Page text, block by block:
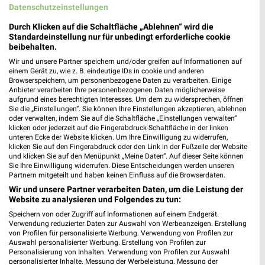
MEHR PROSPEKTE
weekli - Prospekte & Angebote App
Datenschutzeinstellungen
Durch Klicken auf die Schaltfläche „Ablehnen“ wird die
Standardeinstellung nur für unbedingt erforderliche cookie
beibehalten.
Wir und unsere Partner speichern und/oder greifen auf Informationen auf
einem Gerät zu, wie z. B. eindeutige IDs in cookie und anderen
Browserspeichern, um personenbezogene Daten zu verarbeiten. Einige
Anbieter verarbeiten Ihre personenbezogenen Daten möglicherweise
aufgrund eines berechtigten Interesses. Um dem zu widersprechen, öffnen
Sie die „Einstellungen“. Sie können Ihre Einstellungen akzeptieren, ablehnen
oder verwalten, indem Sie auf die Schaltfläche „Einstellungen verwalten“
klicken oder jederzeit auf die Fingerabdruck-Schaltfläche in der linken
unteren Ecke der Website klicken. Um Ihre Einwilligung zu widerrufen,
klicken Sie auf den Fingerabdruck oder den Link in der Fußzeile der Website
und klicken Sie auf den Menüpunkt „Meine Daten“. Auf dieser Seite können
Sie Ihre Einwilligung widerrufen. Diese Entscheidungen werden unseren
Partnern mitgeteilt und haben keinen Einfluss auf die Browserdaten.
Wir und unsere Partner verarbeiten Daten, um die Leistung der
Website zu analysieren und Folgendes zu tun:
Speichern von oder Zugriff auf Informationen auf einem Endgerät.
Verwendung reduzierter Daten zur Auswahl von Werbeanzeigen. Erstellung
von Profilen für personalisierte Werbung. Verwendung von Profilen zur
Auswahl personalisierter Werbung. Erstellung von Profilen zur
Personalisierung von Inhalten. Verwendung von Profilen zur Auswahl
personalisierter Inhalte. Messung der Werbeleistung. Messung der